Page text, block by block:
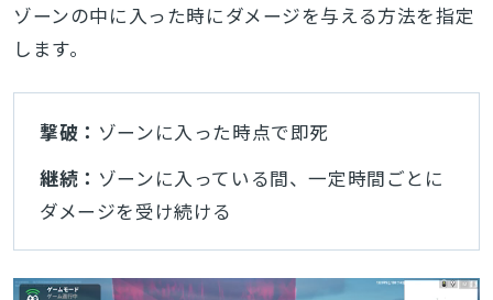
ゾーンの中に入った時にダメージを与える方法を指定
します。
撃破： ゾーンに入った時点で即死
継続： ゾーンに入っている間、一定時間ごとに
ダメージを受け続ける